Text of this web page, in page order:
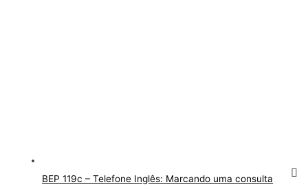
BEP 119c – Telefone Inglês: Marcando uma consulta